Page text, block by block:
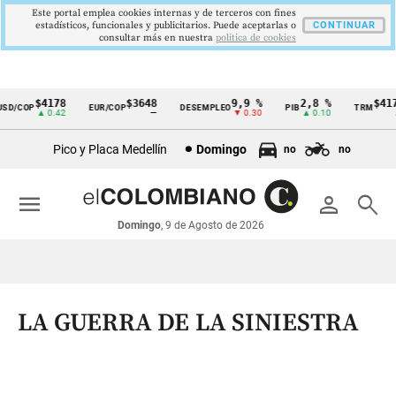
Cintillo
económicos
Colombia
COP$4178
▲ 0.42
EUR/COP$3648 DESEMPLEO 9,9 %
▼ 0.30
PIB2,8 %
▲ 0.10
TRM
Pico y Placa Medellín Domingo no no
person search
Domingo, 9 de Agosto de 2026
menu
LA GUERRA DE LA SINIESTRA
Este portal emplea cookies internas y de terceros con fines
estadísticos, funcionales y publicitarios. Puede aceptarlas o
consultar más en nuestra politica de cookies
CONTINUAR